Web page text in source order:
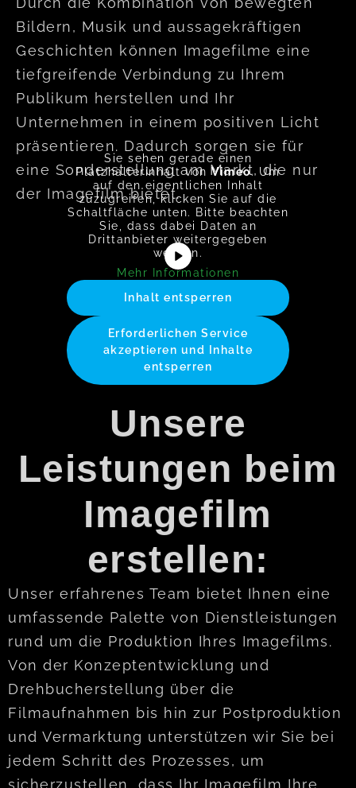
Bildern, Musik und aussagekräftigen
Geschichten können Imagefilme eine
tiefgreifende Verbindung zu Ihrem
Publikum herstellen und Ihr
Unternehmen in einem positiven Licht
präsentieren. Dadurch sorgen sie für
eine Sonderstellung am Markt, die nur
der Imagefilm bietet.
Sie sehen gerade einen
Platzhalterinhalt vonVimeo. Um
auf den eigentlichen Inhalt
zuzugreifen, klicken Sie auf die
Schaltfläche unten. Bitte beachten
Sie, dass dabei Daten an
Drittanbieter weitergegeben
werden.
Mehr Informationen
Inhalt entsperren
Erforderlichen Service
akzeptieren und Inhalte
entsperren
Unsere
Leistungen beim
Imagefilm
erstellen:
Unser erfahrenes Team bietet Ihnen eine
umfassende Palette von Dienstleistungen
rund um die Produktion Ihres Imagefilms.
Von der Konzeptentwicklung und
Drehbucherstellung über die
Filmaufnahmen bis hin zur Postproduktion
und Vermarktung unterstützen wir Sie bei
jedem Schritt des Prozesses, um
sicherzustellen, dass Ihr Imagefilm Ihre